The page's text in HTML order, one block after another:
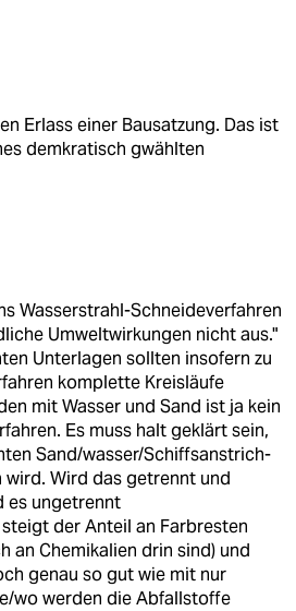
Erlass einer Bausatzung. Das ist
demkratisch gwählten
Wasserstrahl-Schneideverfahren
Umweltwirkungen nicht aus."
Unterlagen sollten insofern zu
komplette Kreisläufe
mit Wasser und Sand ist ja kein
Es muss halt geklärt sein,
Sand/wasser/Schiffsanstrich-
wird. Wird das getrennt und
es ungetrennt
der Anteil an Farbresten
an Chemikalien drin sind) und
genau so gut wie mit nur
wo werden die Abfallstoffe